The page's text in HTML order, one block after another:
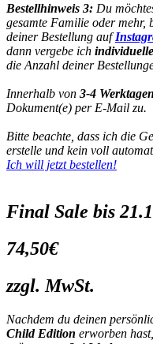
Bestellhinweis 3: Du
gesamte Familie oder mehr,
deiner Bestellung auf
dann vergebe ich
die Anzahl deiner
Innerhalb von 3-4 Werktagen
Dokument(e) per E-Mail zu.
Bitte beachte, dass ich die
erstelle und kein voll
Ich will jetzt bestellen!
Final Sale bis
74,50€
zzgl. MwSt.
Nachdem du deinen
Child Edition erworben